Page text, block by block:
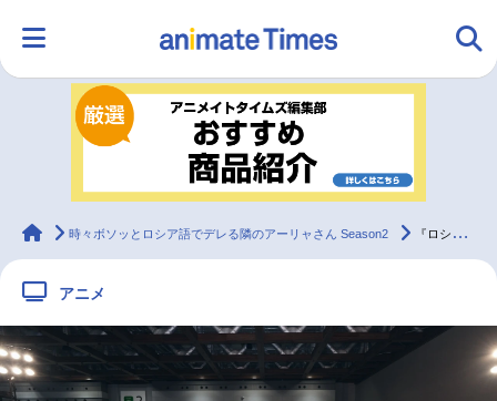
ランキング アニメ
ラジオ
2.5次元 配信・Vtuber トレンド
animateTimes
時々ボソッとロシア語でデレる隣のアーリャさん Season2 『ロシデレ』天﨑滉平、上坂すみれら登壇ステージレポ【アニメジャパン2026】
アニメ